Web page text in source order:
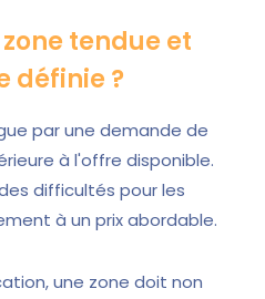
tendue et
définie ?
par une demande de
à l'offre disponible.
difficultés pour les
à un prix abordable.
une zone doit non